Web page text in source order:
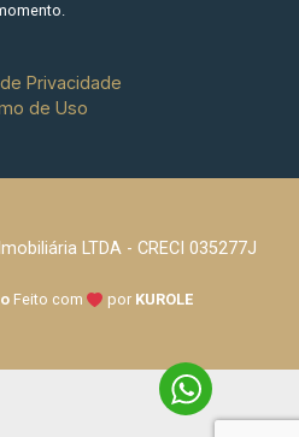
Privacidade
de Uso
LTDA - CRECI 035277J
Feito com por KUROLE